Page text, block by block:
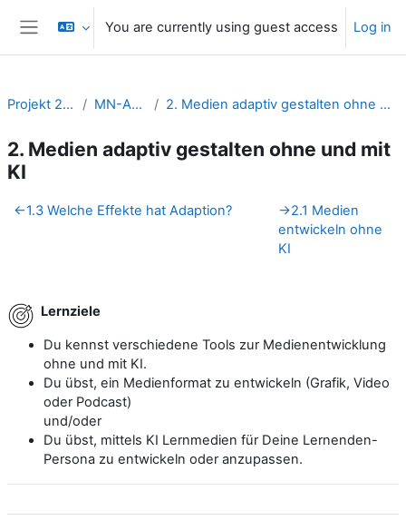
Skip to main content
Side panel
You are currently using guest access Log in
Projekt 2Like MN-ADAP 2. Medien adaptiv gestalten ohne und mit KI
2. Medien adaptiv gestalten ohne und mit
KI
Section outline
←1.3 Welche Effekte hat Adaption? →2.1 Medien
entwickeln ohne
KI
Lernziele
Du kennst verschiedene Tools zur Medienentwicklung
ohne und mit KI.
Du übst, ein Medienformat zu entwickeln (Grafik, Video
oder Podcast)
und/oder
Du übst, mittels KI Lernmedien für Deine Lernenden-
Persona zu entwickeln oder anzupassen.